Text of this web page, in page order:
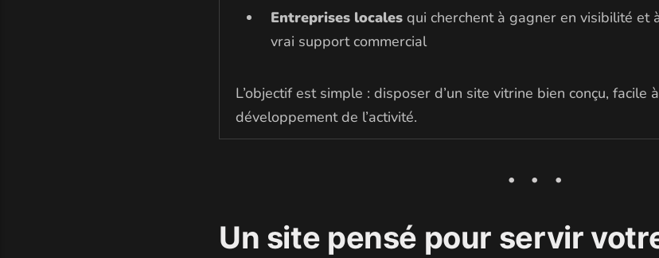
Entreprises localesqui cherchent à gagner en visibilité et
vrai support commercial
L’objectif est simple : disposer d’un site vitrine bien conçu, facile
développement de l’activité.
Un site pensé pour servir